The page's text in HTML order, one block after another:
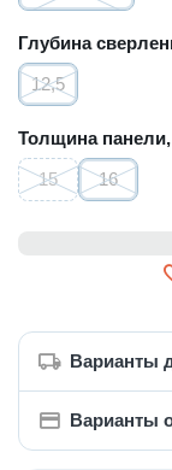
Глубина
12,5
Толщина
15
16
Варианты
Варианты